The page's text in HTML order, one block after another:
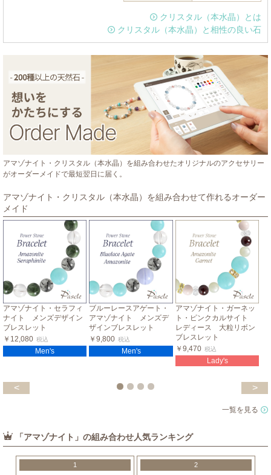
クリスタル（本水晶）とは
クリスタル（本水晶）と相性の良い石
アマゾナイト・クリスタル（本水晶）を組み合わせたオリジナルのアクセサリー
がオーダーメイドで最短翌日に届く。
アマゾナイト・クリスタル（本水晶）を組み合わせて作れるオーダー
メイド
アマゾナイト・セラフィ
ナイト メンズデザイン
ブレスレット
￥12,080 税込
Men's
ブルーレースアゲート・
アマゾナイト メンズデ
ザインブレスレット
￥9,800 税込
Men's
アマゾナイト・ガーネッ
ト・ピンクカルサイト
レディース 大粒リボン
ブレスレット
￥9,470 税込
Lady's
< >
一覧を見る
「アマゾナイト」の組み合わせ人気ランキング
1 2